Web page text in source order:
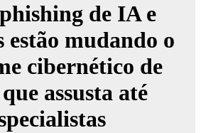
de IA e
mudando o
cibernético de
assusta até